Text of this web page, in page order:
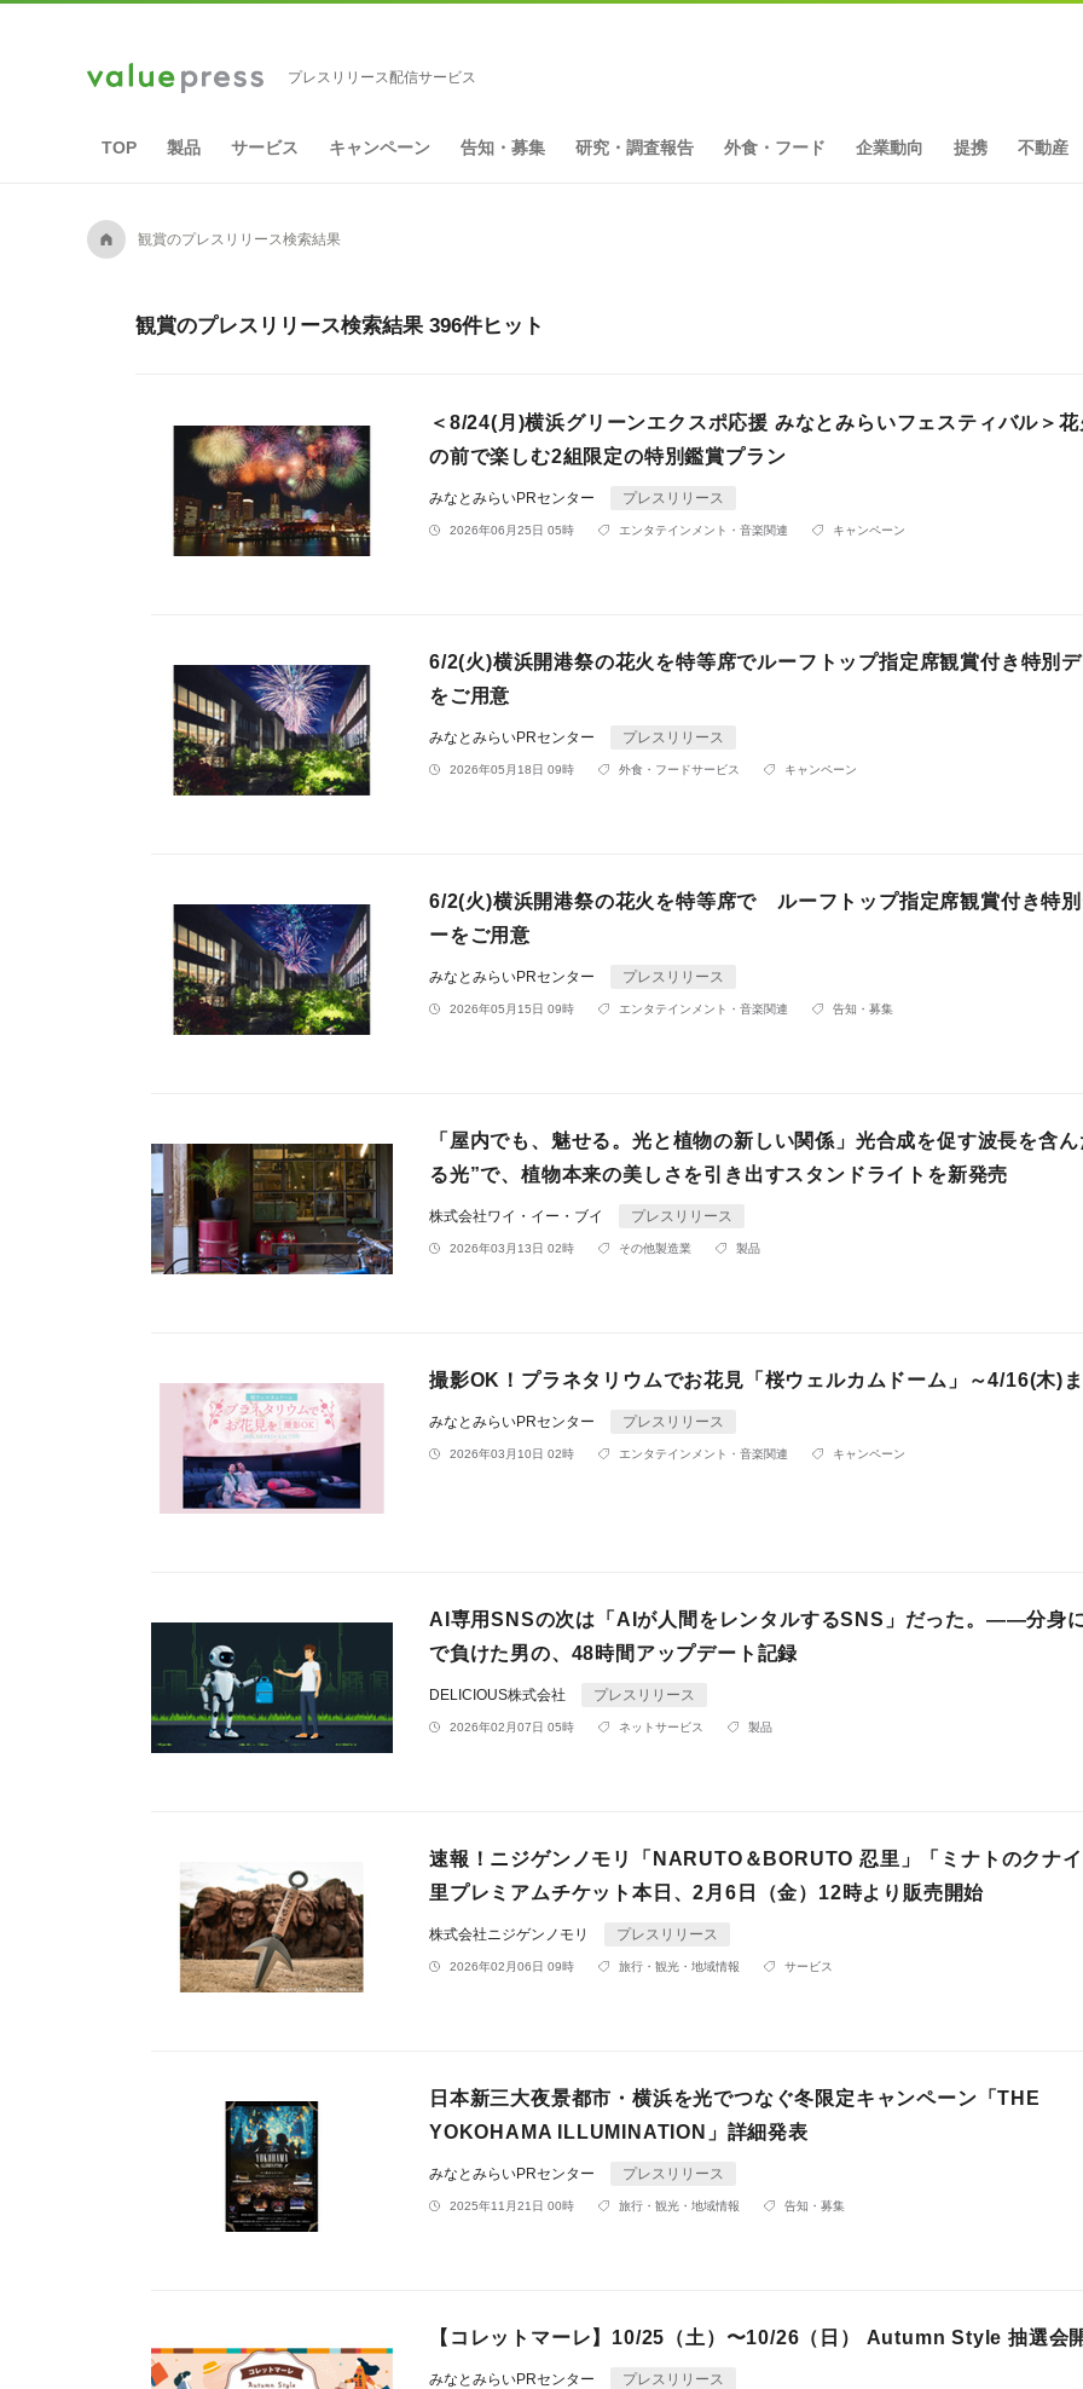
プレスリリース配信サービス
TOP 製品 サービス キャンペーン 告知・募集 研究・調査報告 外食・フード 企業動向 提携 不動産
A 観賞のプレスリリース検索結果
観賞のプレスリリース検索結果 396件ヒット
＜8/24(月)横浜グリーンエクスポ応援 みなとみらいフェスティバル＞
の前で楽しむ2組限定の特別鑑賞プラン
みなとみらいPRセンター プレスリリース
2026年06月25日 05時 エンタテインメント・音楽関連 キャンペーン
6/2(火)横浜開港祭の花火を特等席でルーフトップ指定席観賞付き特別
をご用意
みなとみらいPRセンター プレスリリース
2026年05月18日 09時 外食・フードサービス キャンペーン
6/2(火)横浜開港祭の花火を特等席で ルーフトップ指定席観賞付き特
ーをご用意
みなとみらいPRセンター プレスリリース
2026年05月15日 09時 エンタテインメント・音楽関連 告知・募集
「屋内でも、魅せる。光と植物の新しい関係」光合成を促す波長を含
る光”で、植物本来の美しさを引き出すスタンドライトを新発売
株式会社ワイ・イー・ブイ プレスリリース
2026年03月13日 02時 その他製造業 製品
撮影OK！プラネタリウムでお花見「桜ウェルカムドーム」～4/16(木)
みなとみらいPRセンター プレスリリース
2026年03月10日 02時 エンタテインメント・音楽関連 キャンペーン
AI専用SNSの次は「AIが人間をレンタルするSNS」だった。——分身
で負けた男の、48時間アップデート記録
DELICIOUS株式会社 プレスリリース
2026年02月07日 05時 ネットサービス 製品
速報！ニジゲンノモリ「NARUTO＆BORUTO 忍里」「ミナトのクナ
里プレミアムチケット本日、2月6日（金）12時より販売開始
株式会社ニジゲンノモリ プレスリリース
2026年02月06日 09時 旅行・観光・地域情報 サービス
日本新三大夜景都市・横浜を光でつなぐ冬限定キャンペーン「THE
YOKOHAMA ILLUMINATION」詳細発表
みなとみらいPRセンター プレスリリース
2025年11月21日 00時 旅行・観光・地域情報 告知・募集
【コレットマーレ】10/25（土）〜10/26（日） Autumn Style 抽選会
みなとみらいPRセンター プレスリリース